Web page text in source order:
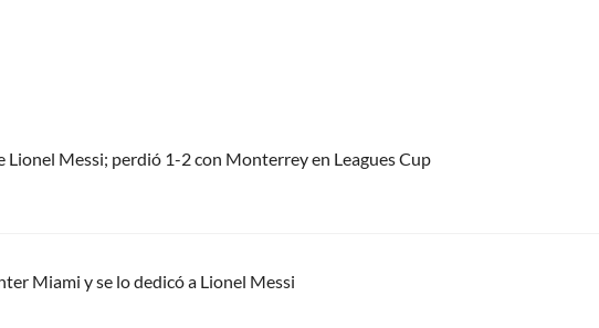
Messi; perdió 1-2 con Monterrey en Leagues Cup
Miami y se lo dedicó a Lionel Messi